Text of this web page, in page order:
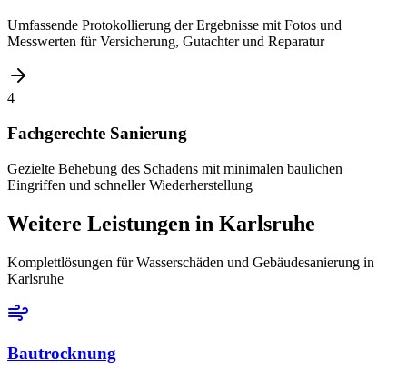
Umfassende Protokollierung der Ergebnisse mit Fotos und
Messwerten für Versicherung, Gutachter und Reparatur
4
Fachgerechte Sanierung
Gezielte Behebung des Schadens mit minimalen baulichen
Eingriffen und schneller Wiederherstellung
Weitere Leistungen in Karlsruhe
Komplettlösungen für Wasserschäden und Gebäudesanierung in
Karlsruhe
Bautrocknung